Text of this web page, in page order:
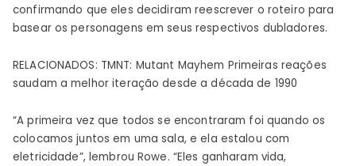
confirmando que eles decidiram reescrever o roteiro para
basear os personagens em seus respectivos dubladores.
RELACIONADOS: TMNT: Mutant Mayhem Primeiras reações
saudam a melhor iteração desde a década de 1990
“A primeira vez que todos se encontraram foi quando os
colocamos juntos em uma sala, e ela estalou com
eletricidade”, lembrou Rowe. “Eles ganharam vida,